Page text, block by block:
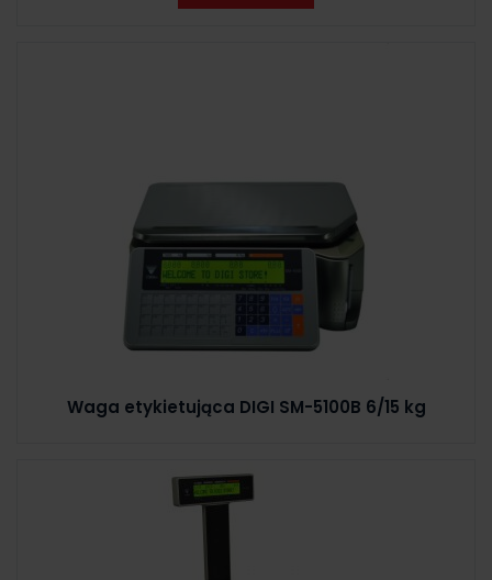
Waga etykietująca DIGI SM-5100B 6/15 kg